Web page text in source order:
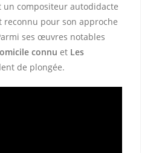
un compositeur autodidacte
reconnu pour son approche
ses œuvres notables
connu et Les
de plongée.​